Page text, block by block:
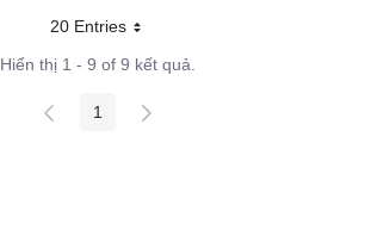
20 EntriesMỗi trang
Hiển thị 1 - 9 of 9 kết quả.
Các trang trên cổng
1